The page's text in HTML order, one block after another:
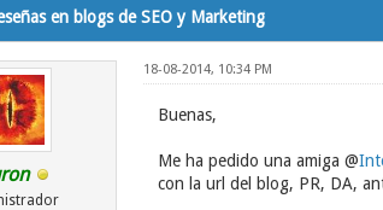
en blogs de SEO y Marketing
18-08-2014, 10:34 PM
Buenas,
Me ha pedido una amiga @
con la url del blog, PR, DA,